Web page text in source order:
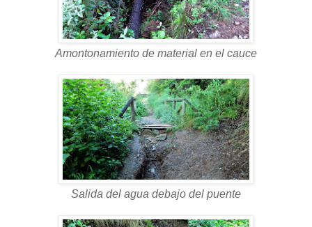
Amontonamiento de material en el cauce
Salida del agua debajo del puente